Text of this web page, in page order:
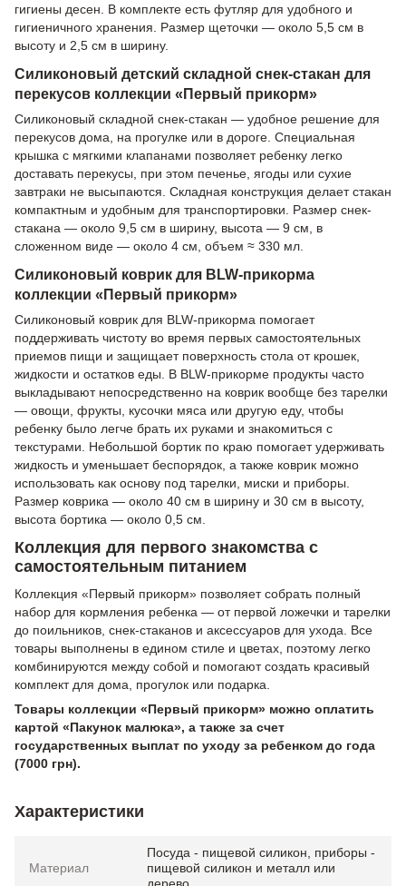
гигиены десен. В комплекте есть футляр для удобного и
гигиеничного хранения. Размер щеточки — около 5,5 см в
высоту и 2,5 см в ширину.
Силиконовый детский складной снек-стакан для
перекусов коллекции «Первый прикорм»
Силиконовый складной снек-стакан — удобное решение для
перекусов дома, на прогулке или в дороге. Специальная
крышка с мягкими клапанами позволяет ребенку легко
доставать перекусы, при этом печенье, ягоды или сухие
завтраки не высыпаются. Складная конструкция делает стакан
компактным и удобным для транспортировки. Размер снек-
стакана — около 9,5 см в ширину, высота — 9 см, в
сложенном виде — около 4 см, объем ≈ 330 мл.
Силиконовый коврик для BLW-прикорма
коллекции «Первый прикорм»
Силиконовый коврик для BLW-прикорма помогает
поддерживать чистоту во время первых самостоятельных
приемов пищи и защищает поверхность стола от крошек,
жидкости и остатков еды. В BLW-прикорме продукты часто
выкладывают непосредственно на коврик вообще без тарелки
— овощи, фрукты, кусочки мяса или другую еду, чтобы
ребенку было легче брать их руками и знакомиться с
текстурами. Небольшой бортик по краю помогает удерживать
жидкость и уменьшает беспорядок, а также коврик можно
использовать как основу под тарелки, миски и приборы.
Размер коврика — около 40 см в ширину и 30 см в высоту,
высота бортика — около 0,5 см.
Коллекция для первого знакомства с
самостоятельным питанием
Коллекция «Первый прикорм» позволяет собрать полный
набор для кормления ребенка — от первой ложечки и тарелки
до поильников, снек-стаканов и аксессуаров для ухода. Все
товары выполнены в едином стиле и цветах, поэтому легко
комбинируются между собой и помогают создать красивый
комплект для дома, прогулок или подарка.
Товары коллекции «Первый прикорм» можно оплатить
картой «Пакунок малюка», а также за счет
государственных выплат по уходу за ребенком до года
(7000 грн).
Характеристики
Материал
Посуда - пищевой силикон, приборы -
пищевой силикон и металл или
дерево.